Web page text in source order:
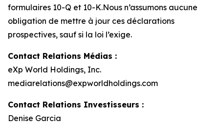
formulaires 10-Q et 10-K.Nous n’assumons aucune
obligation de mettre à jour ces déclarations
prospectives, sauf si la loi l’exige.
Contact Relations Médias :
eXp World Holdings, Inc.
mediarelations@expworldholdings.com
Contact Relations Investisseurs :
Denise Garcia